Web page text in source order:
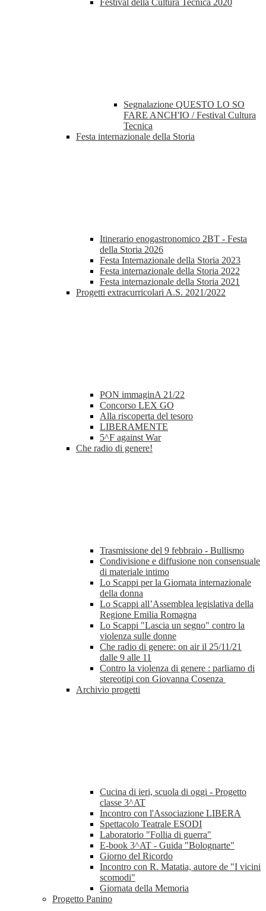
Festival della Cultura Tecnica 2020
Segnalazione QUESTO LO SO
FARE ANCH'IO / Festival Cultura
Tecnica
Festa internazionale della Storia
Itinerario enogastronomico 2BT - Festa
della Storia 2026
Festa Internazionale della Storia 2023
Festa internazionale della Storia 2022
Festa internazionale della Storia 2021
Progetti extracurricolari A.S. 2021/2022
PON immaginA 21/22
Concorso LEX GO
Alla riscoperta del tesoro
LIBERAMENTE
5^F against War
Che radio di genere!
Trasmissione del 9 febbraio - Bullismo
Condivisione e diffusione non consensuale
di materiale intimo
Lo Scappi per la Giornata internazionale
della donna
Lo Scappi all’Assemblea legislativa della
Regione Emilia Romagna
Lo Scappi "Lascia un segno" contro la
violenza sulle donne
Che radio di genere: on air il 25/11/21
dalle 9 alle 11
Contro la violenza di genere : parliamo di
stereotipi con Giovanna Cosenza
Archivio progetti
Cucina di ieri, scuola di oggi - Progetto
classe 3^AT
Incontro con l'Associazione LIBERA
Spettacolo Teatrale ESODI
Laboratorio "Follia di guerra"
E-book 3^AT - Guida "Bolognarte"
Giorno del Ricordo
Incontro con R. Matatia, autore de "I vicini
scomodi"
Giornata della Memoria
Progetto Panino